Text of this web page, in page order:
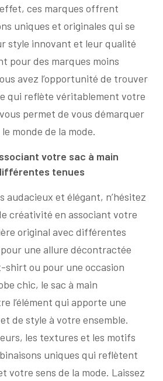
ces marques offrent
uniques et originales qui se
style innovant et leur qualité
pour des marques moins
avez l’opportunité de trouver
qui reflète véritablement votre
permet de vous démarquer
monde de la mode.
votre sac à main
tenues
audacieux et élégant, n’hésitez
créativité en associant votre
original avec différentes
une allure décontractée
shirt ou pour une occasion
chic, le sac à main
l’élément qui apporte une
de style à votre ensemble.
les textures et les motifs
uniques qui reflètent
votre sens de la mode. Laissez